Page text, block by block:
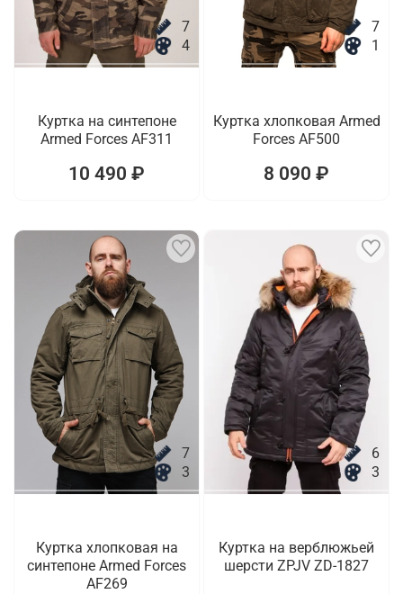
7
4
Куртка на синтепоне
Armed Forces AF311
10 490 ₽
7
1
Куртка хлопковая Armed
Forces AF500
8 090 ₽
7
3
Куртка хлопковая на
синтепоне Armed Forces
AF269
6
3
Куртка на верблюжьей
шерсти ZPJV ZD-1827